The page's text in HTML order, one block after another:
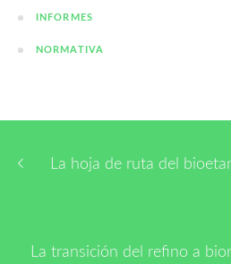
INFORMES
NORMATIVA
La hoja de ruta del
La transición del refino a